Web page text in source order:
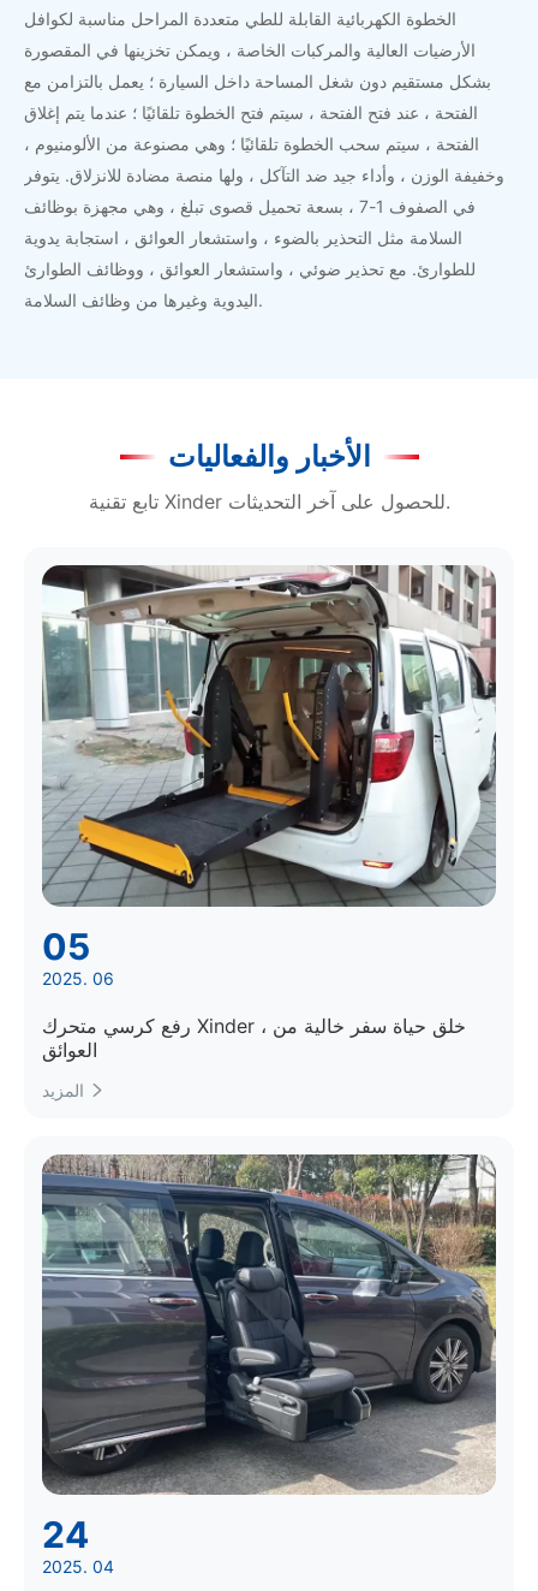
الخطوة الكهربائية القابلة للطي متعددة المراحل مناسبة لكوافل
الأرضيات العالية والمركبات الخاصة ، ويمكن تخزينها في المقصورة
بشكل مستقيم دون شغل المساحة داخل السيارة ؛ يعمل بالتزامن مع
الفتحة ، عند فتح الفتحة ، سيتم فتح الخطوة تلقائيًا ؛ عندما يتم إغلاق
الفتحة ، سيتم سحب الخطوة تلقائيًا ؛ وهي مصنوعة من الألومنيوم ،
وخفيفة الوزن ، وأداء جيد ضد التآكل ، ولها منصة مضادة للانزلاق. يتوفر
في الصفوف 1-7 ، بسعة تحميل قصوى تبلغ ، وهي مجهزة بوظائف
السلامة مثل التحذير بالضوء ، واستشعار العوائق ، استجابة يدوية
للطوارئ. مع تحذير ضوئي ، واستشعار العوائق ، ووظائف الطوارئ
اليدوية وغيرها من وظائف السلامة.
الأخبار والفعاليات
تابع تقنية Xinder للحصول على آخر التحديثات.
05
2025. 06
رفع كرسي متحرك Xinder ، خلق حياة سفر خالية من
العوائق

24
2025. 04